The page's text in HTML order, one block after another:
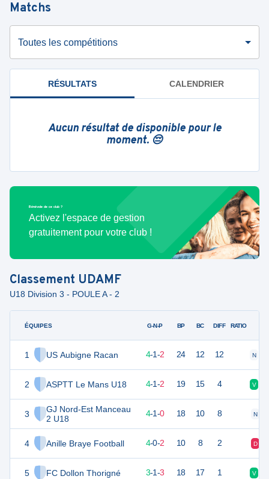
Matchs
Toutes les compétitions
RÉSULTATS CALENDRIER
Aucun résultat de disponible pour le
moment. 😔
Bénévole de ce club ?
Activez l'espace de gestion
gratuitement pour votre club !
Classement UDAMF
U18 Division 3 - POULE A - 2
ÉQUIPES
1 US Aubigne Racan
2 ASPTT Le Mans U18
3
GJ Nord-Est Manceau
2 U18
4 Anille Braye Football
5 FC Dollon Thorigné
G-N-P BP BC DIFF RATIO
13 4-1-2 24 12 12 N
13 4-1-2 19 15 4 V
12 6 4-1-0 18 10 8 N
11 4-0-2 10 8 2 D
10 3-1-3 18 17 1 V